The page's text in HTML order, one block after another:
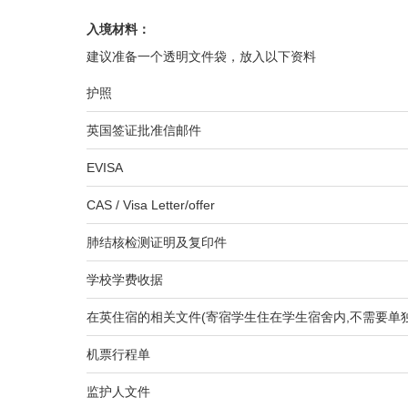
入境材料 ：
建议准备一个透明文件袋，放入以下资料
护照
英国签证批准信邮件
EVISA
CAS / Visa Letter/offer
肺结核检测证明及复印件
学校学费收据
在英住宿的相关文件(寄宿学生住在学生宿舍内,不需要单
机票行程单
监护人文件